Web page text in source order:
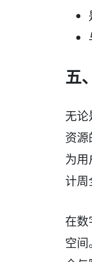
五
无
资
为
计
在
空